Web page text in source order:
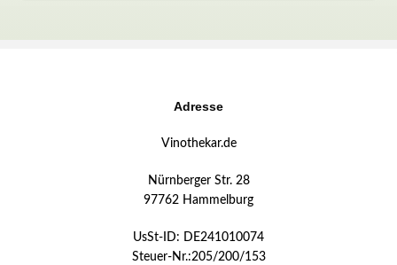
Adresse
Vinothekar.de
Nürnberger Str. 28
97762 Hammelburg
UsSt-ID: DE241010074
Steuer-Nr.:205/200/153